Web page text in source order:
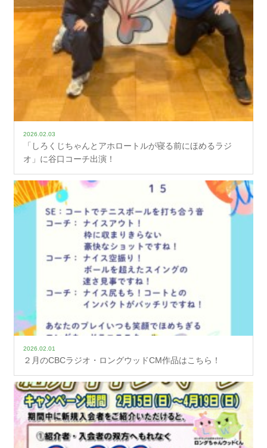
2026.02.03
「しろくじちゃんとアホロートルが寝る前にほめるラジ
オ」に谷口コーチ出演！
2026.02.01
２月のCBCラジオ・ロングウッドCM作品はこちら！